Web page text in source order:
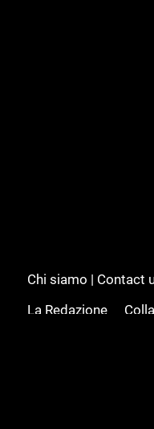
Chi siamo | Contact
La Redazione